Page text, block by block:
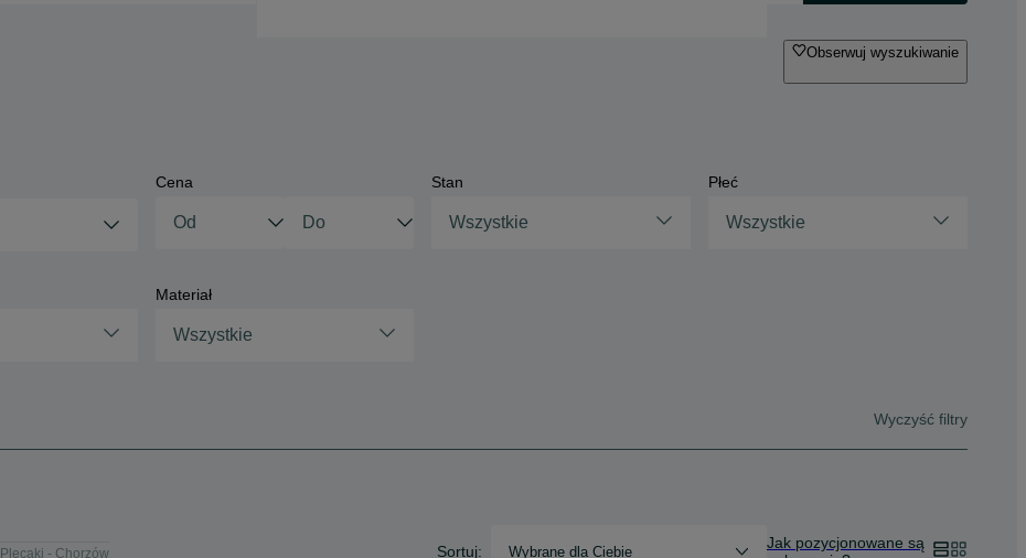
Obserwuj wyszukiwanie
Cena Stan
Wszystkie
Płeć
Wszystkie
Materiał
Wszystkie
Wyczyść filtry
Plecaki - Chorzów Sortuj: Wybrane dla Ciebie
Jak pozycjonowane są